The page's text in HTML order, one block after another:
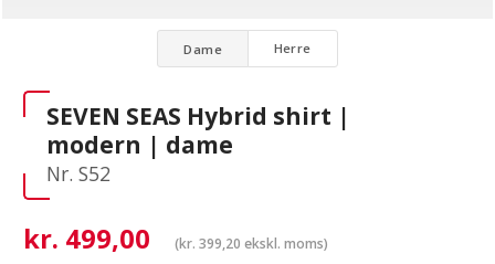
Dame Herre
SEVEN SEAS Hybrid shirt |
modern | dame
Nr. S52
kr. 499,00 (kr. 399,20 ekskl. moms)